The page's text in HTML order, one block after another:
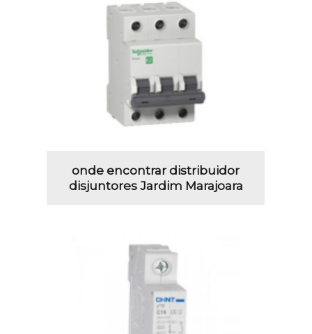
onde encontrar distribuidor
disjuntores Jardim Marajoara